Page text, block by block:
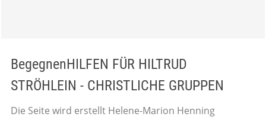
BegegnenHILFEN FÜR HILTRUD
STRÖHLEIN - CHRISTLICHE GRUPPEN
Die Seite wird erstellt Helene-Marion Henning